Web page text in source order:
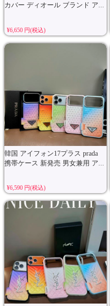
カバー ディオール ブランド ア...
¥6,650 円(税込)
韓国 アイフォン17プラス prada
携帯ケース 新発売 男女兼用 ア...
¥6,590 円(税込)